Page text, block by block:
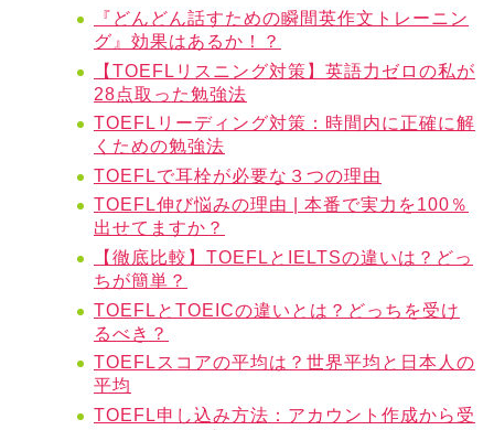
『どんどん話すための瞬間英作文トレーニン
グ』効果はあるか！？
【TOEFLリスニング対策】英語力ゼロの私が
28点取った勉強法
TOEFLリーディング対策：時間内に正確に解
くための勉強法
TOEFLで耳栓が必要な３つの理由
TOEFL伸び悩みの理由 | 本番で実力を100％
出せてますか？
【徹底比較】TOEFLとIELTSの違いは？どっ
ちが簡単？
TOEFLとTOEICの違いとは？どっちを受け
るべき？
TOEFLスコアの平均は？世界平均と日本人の
平均
TOEFL申し込み方法：アカウント作成から受